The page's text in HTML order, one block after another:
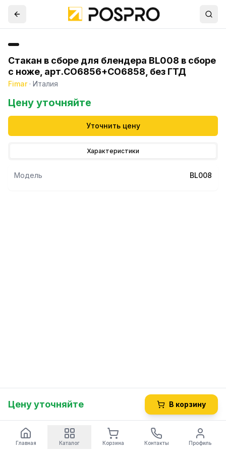
Стакан в сборе для блендера BL008 в сборе
с ноже, арт.CO6856+CO6858, без ГТД
Fimar· Италия
Цену уточняйте
Уточнить цену
Характеристики
Модель BL008
Цену уточняйте В корзину
Главная Каталог Корзина Контакты Профиль